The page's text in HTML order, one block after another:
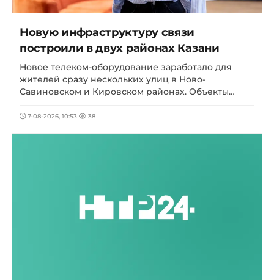
Новую инфраструктуру связи
построили в двух районах Казани
Новое телеком-оборудование заработало для
жителей сразу нескольких улиц в Ново-
Савиновском и Кировском районах. Объекты…
7-08-2026, 10:53 38